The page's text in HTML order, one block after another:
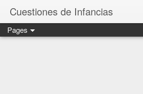
Cuestiones de Infancias
Pages